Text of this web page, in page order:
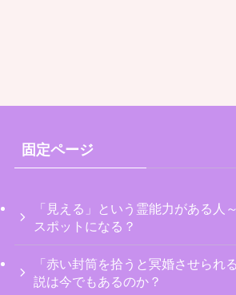
修行と開発の嘘
恐山のイタコと霊媒活動の
固定ページ
「見える」という霊能力がある人
スポットになる？
「赤い封筒を拾うと冥婚させられ
説は今でもあるのか？